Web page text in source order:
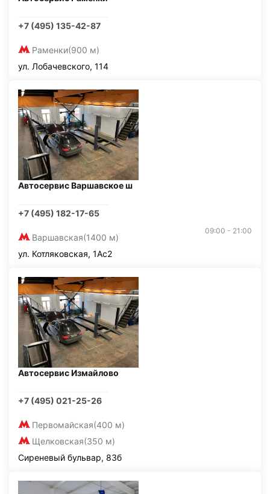
+7 (495) 135-42-87
Раменки(900 м)
ул. Лобачевского, 114
Автосервис Варшавское ш
+7 (495) 182-17-65
Варшавская(1400 м)
09:00 - 21:00
ул. Котляковская, 1Ас2
Автосервис Измайлово
+7 (495) 021-25-26
Первомайская(400 м)
Щелковская(350 м)
Сиреневый бульвар, 83б